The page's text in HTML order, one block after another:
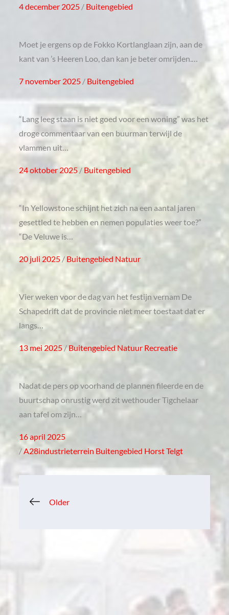
Posted
4 december 2025 Buitengebied
Moet je ergens op de Fokko Kortlanglaan zijn, aan de
kant van ’s Heeren Loo, dan kan je beter omrijden.…
Posted
7 november 2025 Buitengebied
“Lang leeg staan is niet goed voor een woning” was het
droge commentaar van een buurman terwijl de
vlammen uit…
Posted
24 oktober 2025 Buitengebied
“In Yellowstone schijnt het zich na een aantal jaren
gesettled te hebben en nemen populaties weer toe?”
“De Veluwe is…
Posted
20 juli 2025 Buitengebied Natuur
Vier weken voor de dag van het festijn vernam De
Schapedrift dat de provincie niet meer toestaat dat er
langs…
Posted
13 mei 2025 Buitengebied Natuur Recreatie
Nadat de pers op voorhand de plannen fileerde en de
buurtschap onrustig werd zit wethouder Tigchelaar
aan tafel om zijn…
Posted
on
16 april 2025
A28industrieterrein Buitengebied HorstTelgt
Berichtennavigatie
Older